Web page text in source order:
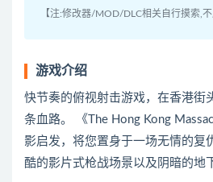
【注:修改器/MOD/DLC相关自行摸索,不
游戏介绍
快节奏的俯视射击游戏，在香港街
条血路。 《The Hong Kong
影启发，将您置身于一场无情的复
酷的影片式枪战场景以及阴暗的地